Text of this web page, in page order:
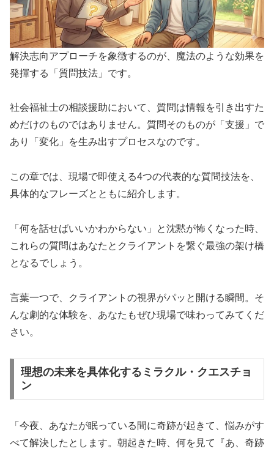
解決志向アプローチを象徴するのが、魔法のような効果を
発揮する「質問技法」です。
社会福祉士の相談援助において、質問は情報を引き出すた
めだけのものではありません。質問そのものが「支援」で
あり「変化」を生み出すプロセスなのです。
この章では、現場で即使える4つの代表的な質問技法を、
具体的なフレーズとともに紹介します。
「何を話せばいいかわからない」と沈黙が怖くなった時、
これらの質問はあなたとクライアントを繋ぐ最強の架け橋
となるでしょう。
言葉一つで、クライアントの視界がパッと開ける瞬間。そ
んな劇的な体験を、あなたもぜひ現場で味わってみてくだ
さい。
理想の未来を具体化するミラクル・クエスチョ
ン
「今夜、あなたが眠っている間に奇跡が起きて、悩みがす
べて解決したとします。朝起きた時、何を見て『あ、奇跡